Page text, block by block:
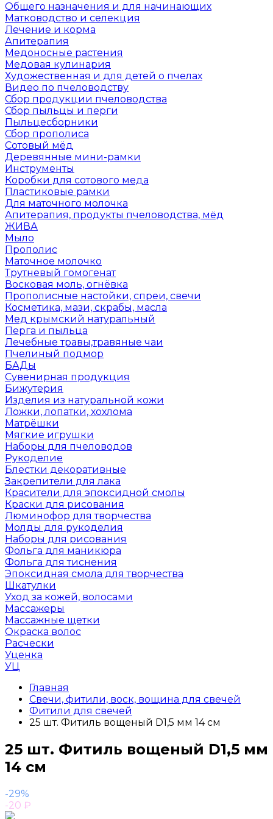
Общего назначения и для начинающих
Матководство и селекция
Лечение и корма
Апитерапия
Медоносные растения
Медовая кулинария
Художественная и для детей о пчелах
Видео по пчеловодству
Сбор продукции пчеловодства
Сбор пыльцы и перги
Пыльцесборники
Сбор прополиса
Сотовый мёд
Деревянные мини-рамки
Инструменты
Коробки для сотового меда
Пластиковые рамки
Для маточного молочка
Апитерапия, продукты пчеловодства, мёд
ЖИВА
Мыло
Прополис
Маточное молочко
Трутневый гомогенат
Восковая моль, огнёвка
Прополисные настойки, спреи, свечи
Косметика, мази, скрабы, масла
Мед крымский натуральный
Перга и пыльца
Лечебные травы,травяные чаи
Пчелиный подмор
БАДы
Сувенирная продукция
Бижутерия
Изделия из натуральной кожи
Ложки, лопатки, хохлома
Матрёшки
Мягкие игрушки
Наборы для пчеловодов
Рукоделие
Блестки декоративные
Закрепители для лака
Красители для эпоксидной смолы
Краски для рисования
Люминофор для творчества
Молды для рукоделия
Наборы для рисования
Фольга для маникюра
Фольга для тиснения
Эпоксидная смола для творчества
Шкатулки
Уход за кожей, волосами
Массажеры
Массажные щетки
Окраска волос
Расчески
Уценка
УЦ
Главная
Свечи, фитили, воск, вощина для свечей
Фитили для свечей
25 шт. Фитиль вощеный D1,5 мм 14 см
25 шт. Фитиль вощеный D1,5 мм
14 см
-29%
-20 ₽